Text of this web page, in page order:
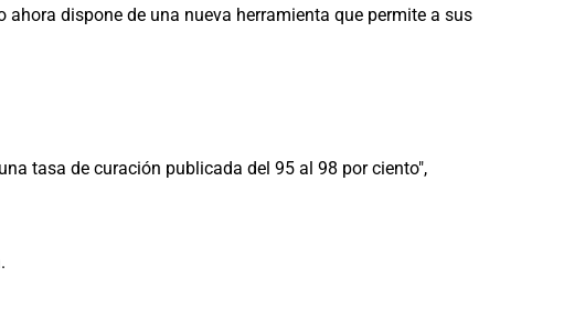
dispone de una nueva herramienta que permite a sus
tasa de curación publicada del 95 al 98 por ciento",